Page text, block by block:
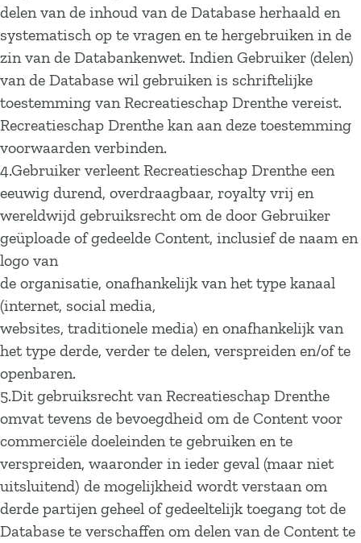
delen van de inhoud van de Database herhaald en
systematisch op te vragen en te hergebruiken in de
zin van de Databankenwet. Indien Gebruiker (delen)
van de Database wil gebruiken is schriftelijke
toestemming van Recreatieschap Drenthe vereist.
Recreatieschap Drenthe kan aan deze toestemming
voorwaarden verbinden.
4.Gebruiker verleent Recreatieschap Drenthe een
eeuwig durend, overdraagbaar, royalty vrij en
wereldwijd gebruiksrecht om de door Gebruiker
geüploade of gedeelde Content, inclusief de naam en
logo van
de organisatie, onafhankelijk van het type kanaal
(internet, social media,
websites, traditionele media) en onafhankelijk van
het type derde, verder te delen, verspreiden en/of te
openbaren.
5.Dit gebruiksrecht van Recreatieschap Drenthe
omvat tevens de bevoegdheid om de Content voor
commerciële doeleinden te gebruiken en te
verspreiden, waaronder in ieder geval (maar niet
uitsluitend) de mogelijkheid wordt verstaan om
derde partijen geheel of gedeeltelijk toegang tot de
Database te verschaffen om delen van de Content te